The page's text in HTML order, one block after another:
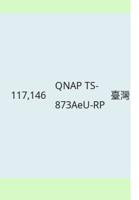
117,146
QNAP TS-
873AeU-RP
臺灣